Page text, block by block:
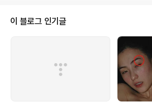
이 블로그 인기글